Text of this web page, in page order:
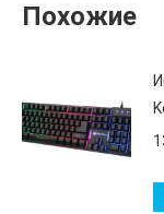
Похожие